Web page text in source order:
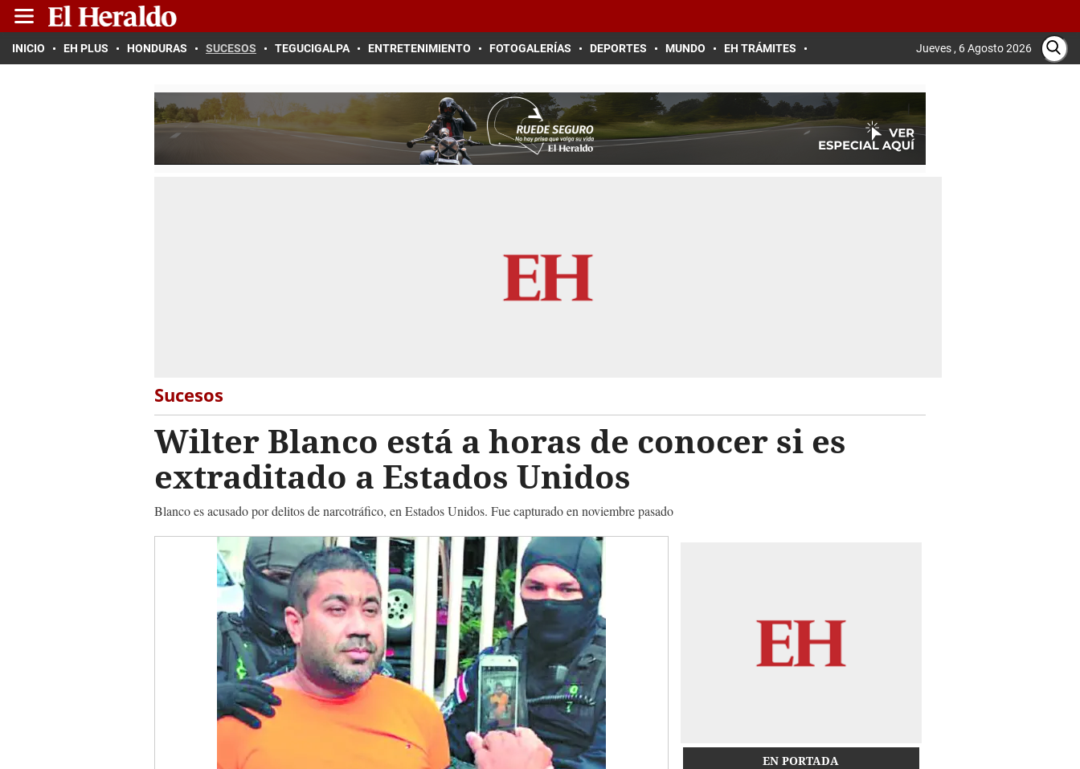
INICIO EH PLUS HONDURAS SUCESOS TEGUCIGALPA ENTRETENIMIENTO FOTOGALERÍAS DEPORTES MUNDO EH TRÁMITES Jueves , 6 Agosto 2026
Sucesos
Wilter Blanco está a horas de conocer si es
extraditado a Estados Unidos
Blanco es acusado por delitos de narcotráfico, en Estados Unidos. Fue capturado en noviembre pasado
EN PORTADA